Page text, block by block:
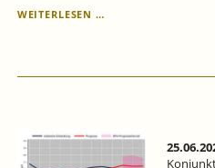
WEITERLESEN …
DAS
DIE
KONJUNKTUR